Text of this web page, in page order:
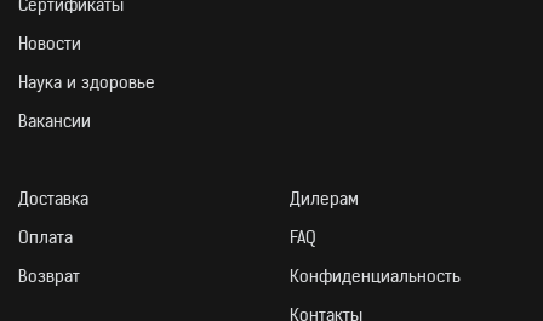
Сертификаты
Новости
Наука и здоровье
Вакансии
Доставка
Оплата
Возврат
Дилерам
FAQ
Конфиденциальность
Контакты